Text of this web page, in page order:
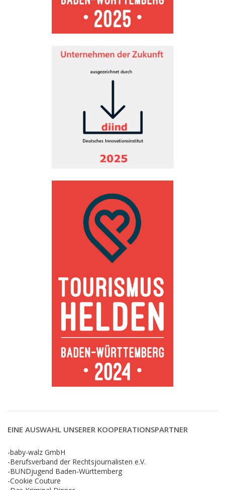
EINE AUSWAHL UNSERER KOOPERATIONSPARTNER
-baby-walz GmbH
-Berufsverband der Rechtsjournalisten e.V.
-BUNDjugend Baden-Württemberg
-Cookie Couture